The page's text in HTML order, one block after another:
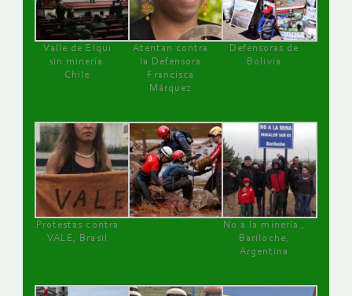
Valle de Elqui
sin minería.
Chile
Atentan contra
la Defensora
Francisca
Márquez
Defensoras de
Bolivia
Protestas contra
VALE, Brasil
No a la minería ,
Bariloche,
Argentina